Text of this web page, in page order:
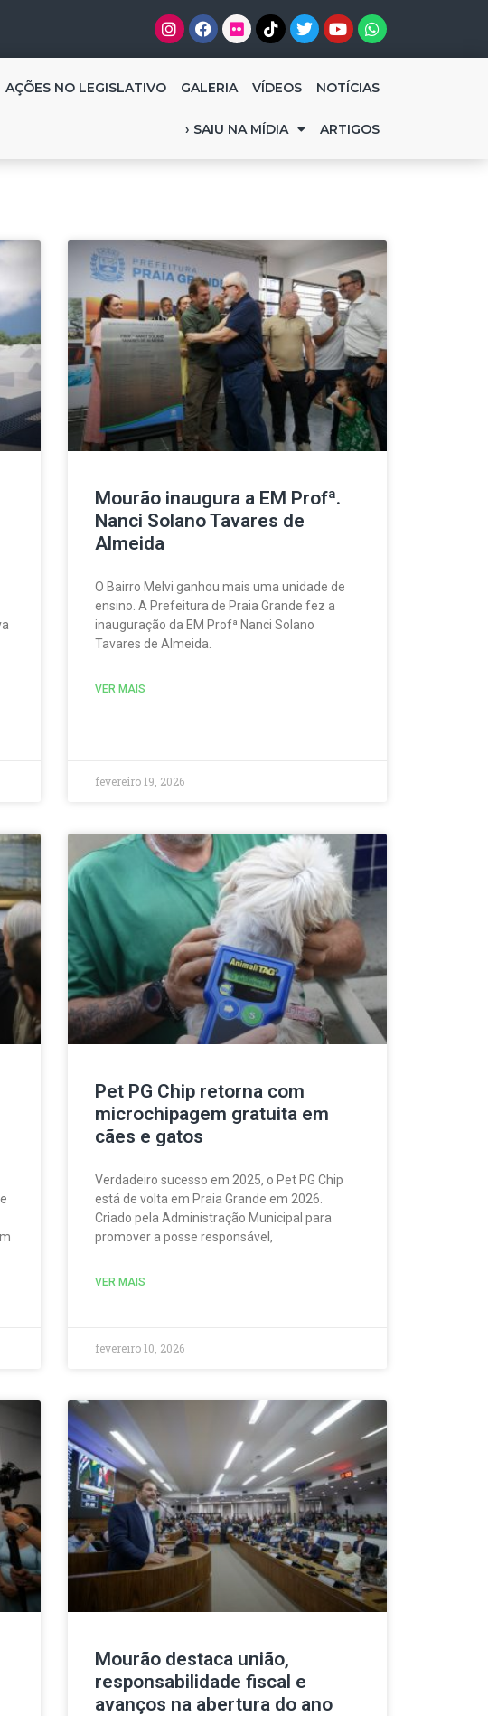
AÇÕES NO LEGISLATIVO GALERIA VÍDEOS NOTÍCIAS
› SAIU NA MÍDIA ARTIGOS
Mourão inaugura a EM Profª.
Nanci Solano Tavares de
Almeida
O Bairro Melvi ganhou mais uma unidade de
ensino. A Prefeitura de Praia Grande fez a
inauguração da EM Profª Nanci Solano
Tavares de Almeida.
VER MAIS
fevereiro 19, 2026
Pet PG Chip retorna com
microchipagem gratuita em
cães e gatos
Verdadeiro sucesso em 2025, o Pet PG Chip
está de volta em Praia Grande em 2026.
Criado pela Administração Municipal para
promover a posse responsável,
VER MAIS
fevereiro 10, 2026
Mourão destaca união,
responsabilidade fiscal e
avanços na abertura do ano